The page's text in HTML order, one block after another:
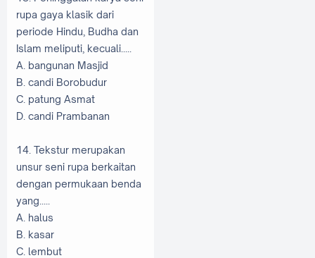
rupa gaya klasik dari
periode Hindu, Budha dan
Islam meliputi, kecuali.....
A. bangunan Masjid
B. candi Borobudur
C. patung Asmat
D. candi Prambanan
14. Tekstur merupakan
unsur seni rupa berkaitan
dengan permukaan benda
yang.....
A. halus
B. kasar
C. lembut